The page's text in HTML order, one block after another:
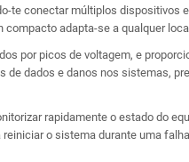
te conectar múltiplos
adapta-se a qualquer
por picos de voltagem, e
dados e danos nos sistemas,
rapidamente o estado do
o sistema durante uma